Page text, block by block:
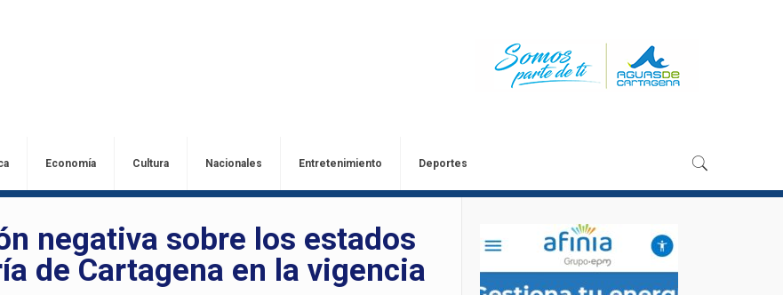
Economía Cultura Nacionales Entretenimiento Deportes
negativa sobre los estados
de Cartagena en la vigencia